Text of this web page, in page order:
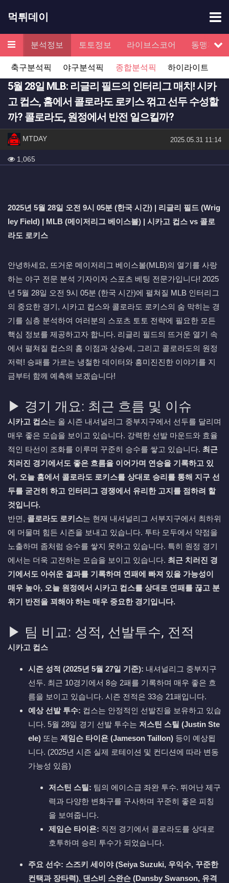
먹튀데이
메뉴
증 분석정보 토토정보 라이브스코어
동맹제휴
축구분석픽
야구분석픽 종합분석픽 하이라이트
5월 28일 MLB: 리글리 필드의 인터리그 매치! 시카
고 컵스, 홈에서 콜로라도 로키스 꺾고 선두 수성할
까? 콜로라도, 원정에서 반전 일으킬까?
작성자 정보
MTDAY작성 작성일
2025.05.31 11:14
컨텐츠 정보
1,065조회
2025년 5월 28일 오전 9시 05분 (한국 시간) | 리글리 필드 (Wrig
ley Field) | MLB (메이저리그 베이스볼) | 시카고 컵스 vs 콜로
라도 로키스
안녕하세요, 뜨거운 메이저리그 베이스볼(MLB)의 열기를 사랑
하는 야구 전문 분석 기자이자 스포츠 베팅 전문가입니다! 2025
년 5월 28일 오전 9시 05분 (한국 시간)에 펼쳐질 MLB 인터리그
의 중요한 경기, 시카고 컵스와 콜로라도 로키스의 숨 막히는 경
기를 심층 분석하여 여러분의 스포츠 토토 전략에 필요한 모든
핵심 정보를 제공하고자 합니다. 리글리 필드의 뜨거운 열기 속
에서 펼쳐질 컵스의 홈 이점과 상승세, 그리고 콜로라도의 원정
저력! 승패를 가르는 냉철한 데이터와 흥미진진한 이야기를 지
금부터 함께 예측해 보겠습니다!
▶ 경기 개요: 최근 흐름 및 이슈
시카고 컵스는 올 시즌 내셔널리그 중부지구에서 선두를 달리며
매우 좋은 모습을 보이고 있습니다. 강력한 선발 마운드와 효율
적인 타선이 조화를 이루며 꾸준히 승수를 쌓고 있습니다. 최근
치러진 경기에서도 좋은 흐름을 이어가며 연승을 기록하고 있
어, 오늘 홈에서 콜로라도 로키스를 상대로 승리를 통해 지구 선
두를 굳건히 하고 인터리그 경쟁에서 유리한 고지를 점하려 할
것입니다.
반면, 콜로라도 로키스는 현재 내셔널리그 서부지구에서 최하위
에 머물며 힘든 시즌을 보내고 있습니다. 투타 모두에서 약점을
노출하며 좀처럼 승수를 쌓지 못하고 있습니다. 특히 원정 경기
에서는 더욱 고전하는 모습을 보이고 있습니다. 최근 치러진 경
기에서도 아쉬운 결과를 기록하며 연패에 빠져 있을 가능성이
매우 높아, 오늘 원정에서 시카고 컵스를 상대로 연패를 끊고 분
위기 반전을 꾀해야 하는 매우 중요한 경기입니다.
▶ 팀 비교: 성적, 선발투수, 전적
시카고 컵스
시즌 성적 (2025년 5월 27일 기준): 내셔널리그 중부지구
선두. 최근 10경기에서 8승 2패를 기록하며 매우 좋은 흐
름을 보이고 있습니다. 시즌 전적은 33승 21패입니다.
예상 선발 투수: 컵스는 안정적인 선발진을 보유하고 있습
니다. 5월 28일 경기 선발 투수는 저스틴 스틸 (Justin Ste
ele) 또는 제임슨 타이욘 (Jameson Taillon) 등이 예상됩
니다. (2025년 시즌 실제 로테이션 및 컨디션에 따라 변동
가능성 있음)
저스틴 스틸: 팀의 에이스급 좌완 투수. 뛰어난 제구
력과 다양한 변화구를 구사하며 꾸준히 좋은 피칭
을 보여줍니다.
제임슨 타이욘: 직전 경기에서 콜로라도를 상대로
호투하며 승리 투수가 되었습니다.
주요 선수: 스즈키 세이야 (Seiya Suzuki, 우익수, 꾸준한
컨택과 장타력), 댄스비 스완슨 (Dansby Swanson, 유격